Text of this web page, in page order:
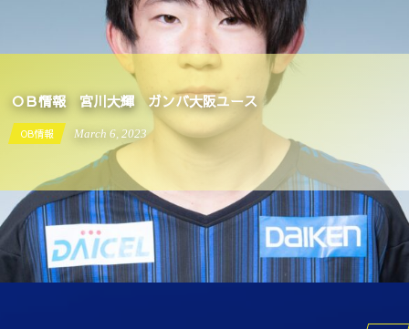
ＯＢ情報 宮川大輝 ガンバ大阪ユース
OB情報 March 6, 2023